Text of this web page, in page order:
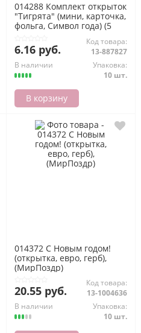
014288 Комплект открыток
"Тигрята" (мини, карточка,
фольга, Символ года) (5
1шт., (МирПоздр)
6.16 руб.
Код товара:
13-887827
В наличии
Упаковка:
10 шт.
В корзину
014372 С Новым годом!
(открытка, евро, герб),
(МирПоздр)
20.55 руб.
Код товара:
13-1004636
В наличии
Упаковка:
10 шт.